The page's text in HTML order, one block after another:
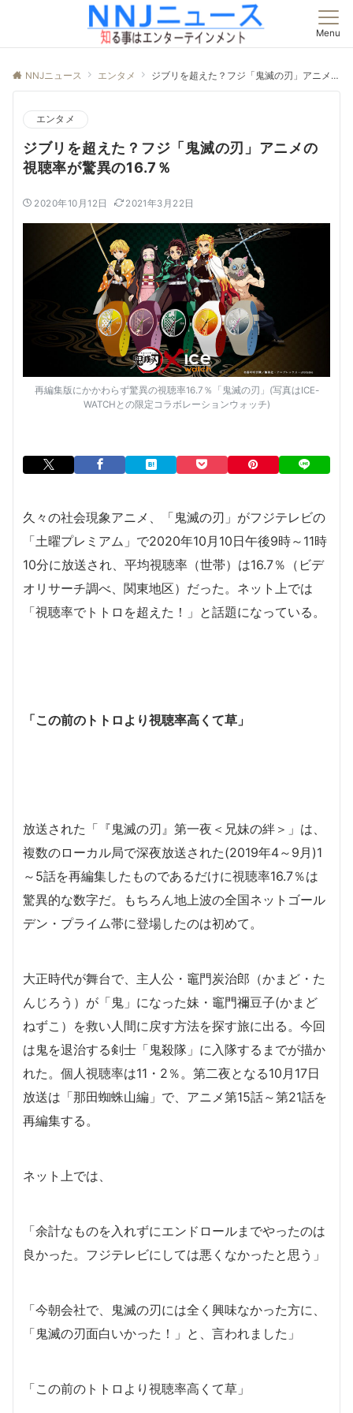
Menu
NNJニュース エンタメ ジブリを超えた？フジ「鬼滅の刃」アニメの視聴率が驚異の16.7％
エンタメ
ジブリを超えた？フジ「鬼滅の刃」アニメの
視聴率が驚異の16.7％
2020年10月12日 2021年3月22日
再編集版にかかわらず驚異の視聴率16.7％「鬼滅の刃」(写真はICE-
WATCHとの限定コラボレーションウォッチ)
久々の社会現象アニメ、「鬼滅の刃」がフジテレビの
「土曜プレミアム」で2020年10月10日午後9時～11時
10分に放送され、平均視聴率（世帯）は16.7％（ビデ
オリサーチ調べ、関東地区）だった。ネット上では
「視聴率でトトロを超えた！」と話題になっている。
「この前のトトロより視聴率高くて草」
放送された「『鬼滅の刃』第一夜＜兄妹の絆＞」は、
複数のローカル局で深夜放送された(2019年4～9月)1
～5話を再編集したものであるだけに視聴率16.7％は
驚異的な数字だ。もちろん地上波の全国ネットゴール
デン・プライム帯に登場したのは初めて。
大正時代が舞台で、主人公・竈門炭治郎（かまど・た
んじろう）が「鬼」になった妹・竈門禰󠄀豆子(かまど
ねずこ）を救い人間に戻す方法を探す旅に出る。今回
は鬼を退治する剣士「鬼殺隊」に入隊するまでが描か
れた。個人視聴率は11・2％。第二夜となる10月17日
放送は「那田蜘蛛山編」で、アニメ第15話～第21話を
再編集する。
ネット上では、
「余計なものを入れずにエンドロールまでやったのは
良かった。フジテレビにしては悪くなかったと思う」
「今朝会社で、鬼滅の刃には全く興味なかった方に、
「鬼滅の刃面白いかった！」と、言われました」
「この前のトトロより視聴率高くて草」